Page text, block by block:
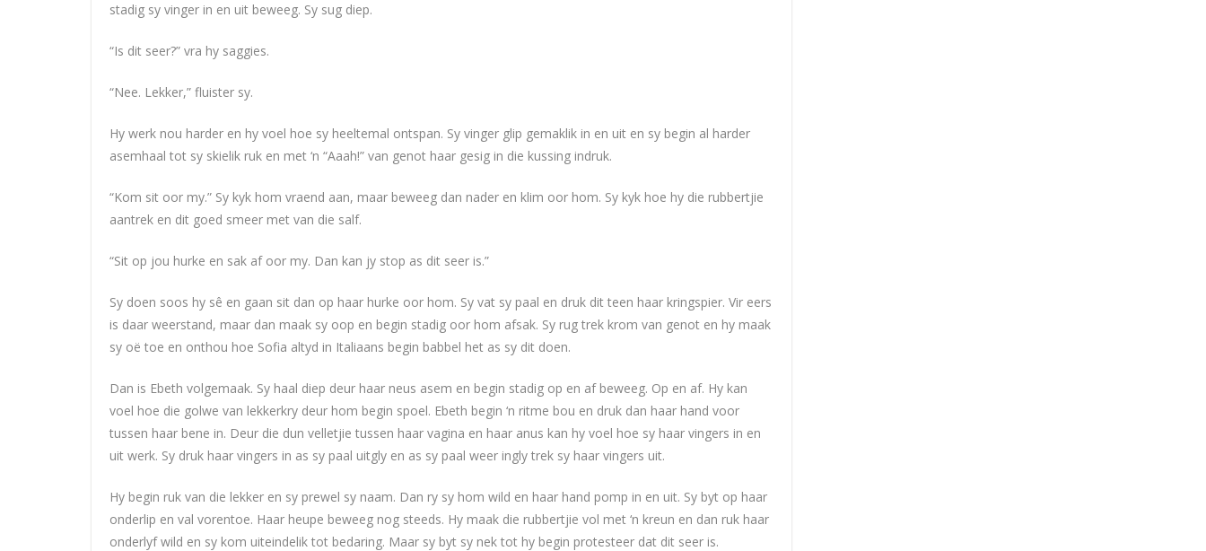
stadig sy vinger in en uit beweeg. Sy sug diep.
“Is dit seer?” vra hy saggies.
“Nee. Lekker,” fluister sy.
Hy werk nou harder en hy voel hoe sy heeltemal ontspan. Sy vinger glip gemaklik in en uit en sy begin al harder
asemhaal tot sy skielik ruk en met ‘n “Aaah!” van genot haar gesig in die kussing indruk.
“Kom sit oor my.” Sy kyk hom vraend aan, maar beweeg dan nader en klim oor hom. Sy kyk hoe hy die rubbertjie
aantrek en dit goed smeer met van die salf.
“Sit op jou hurke en sak af oor my. Dan kan jy stop as dit seer is.”
Sy doen soos hy sê en gaan sit dan op haar hurke oor hom. Sy vat sy paal en druk dit teen haar kringspier. Vir eers
is daar weerstand, maar dan maak sy oop en begin stadig oor hom afsak. Sy rug trek krom van genot en hy maak
sy oë toe en onthou hoe Sofia altyd in Italiaans begin babbel het as sy dit doen.
Dan is Ebeth volgemaak. Sy haal diep deur haar neus asem en begin stadig op en af beweeg. Op en af. Hy kan
voel hoe die golwe van lekkerkry deur hom begin spoel. Ebeth begin ‘n ritme bou en druk dan haar hand voor
tussen haar bene in. Deur die dun velletjie tussen haar vagina en haar anus kan hy voel hoe sy haar vingers in en
uit werk. Sy druk haar vingers in as sy paal uitgly en as sy paal weer ingly trek sy haar vingers uit.
Hy begin ruk van die lekker en sy prewel sy naam. Dan ry sy hom wild en haar hand pomp in en uit. Sy byt op haar
onderlip en val vorentoe. Haar heupe beweeg nog steeds. Hy maak die rubbertjie vol met ‘n kreun en dan ruk haar
onderlyf wild en sy kom uiteindelik tot bedaring. Maar sy byt sy nek tot hy begin protesteer dat dit seer is.